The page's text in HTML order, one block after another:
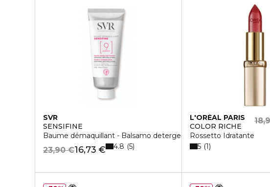
SVR
SENSIFINE
Baume démaquillant - Balsamo detergente doppia azione
16,73 €
23,90 € 4.8 5
L'ORÉAL PARIS
COLOR RICHE
Rossetto Idratante
5 1